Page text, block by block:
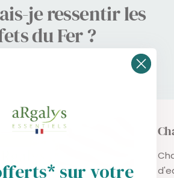
je ressentir les
du Fer ?
sur votre